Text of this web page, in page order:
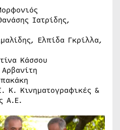
Ιατρίδης,
Ελπίδα Γκρίλλα,
Κάσσου
Κ. Κινηματογραφικές &
Α.Ε.